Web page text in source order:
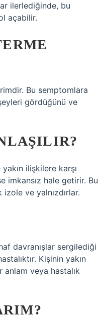
ilerlediğinde, bu
açabilir.
Bu semptomlara
gördüğünü ve
ilişkilere karşı
imkansız hale getirir. Bu
ve yalnızdırlar.
davranışlar sergilediği
Kişinin yakın
anlam veya hastalık